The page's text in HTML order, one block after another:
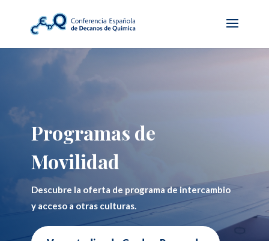
Programas de
Movilidad
Descubre la oferta de programa de intercambio
y acceso a otras culturas.